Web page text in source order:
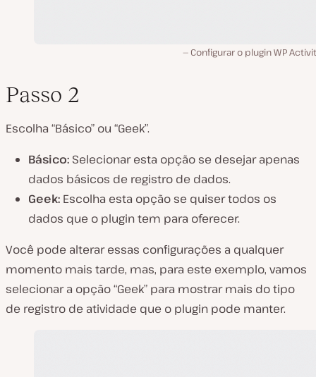
Configurar o plugin WP
Passo 2
Escolha “Básico” ou “Geek”.
Básico: Selecionar esta opção se desejar apenas
dados básicos de registro de dados.
Geek: Escolha esta opção se quiser todos os
dados que o plugin tem para oferecer.
Você pode alterar essas configurações a qualquer
momento mais tarde, mas, para este exemplo, vamos
selecionar a opção “Geek” para mostrar mais do tipo
de registro de atividade que o plugin pode manter.